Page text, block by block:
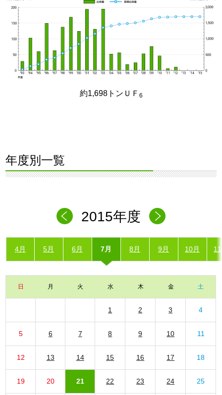
約1,698トンＵＦ 6
年度別一覧
2015年度
4月 5月 6月 7月 8月 9月 10月
日 月 火 水 木 金 土
1 2 3 4
5 6 7 8 9 10 11
12 13 14 15 16 17 18
19 20 21 22 23 24 25